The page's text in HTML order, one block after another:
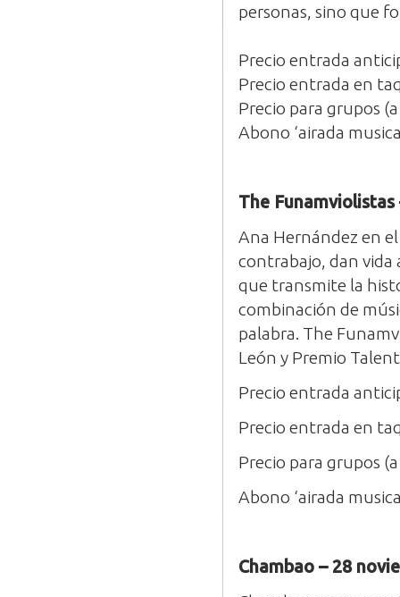
personas, sino que
Precio entrada
Precio entrada en
Precio para grupos
Abono ‘airada
The Funamviolistas
Ana Hernández en
contrabajo, dan vida
que transmite la
combinación de
palabra. The
León y Premio
Precio entrada
Precio entrada en
Precio para grupos
Abono ‘airada
Chambao – 28